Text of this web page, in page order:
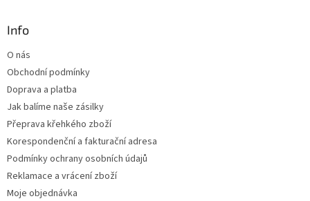
ý
Info
O nás
Obchodní podmínky
Doprava a platba
Jak balíme naše zásilky
Přeprava křehkého zboží
Korespondenční a fakturační adresa
Podmínky ochrany osobních údajů
Reklamace a vrácení zboží
Moje objednávka